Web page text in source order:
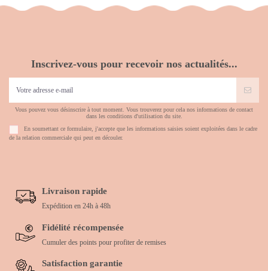
Inscrivez-vous pour recevoir nos actualités...
Vous pouvez vous désinscrire à tout moment. Vous trouverez pour cela nos informations de contact
dans les conditions d'utilisation du site.
En soumettant ce formulaire, j'accepte que les informations saisies soient exploitées dans le cadre
de la relation commerciale qui peut en découler.
Livraison rapide
Expédition en 24h à 48h
Fidélité récompensée
Cumuler des points pour profiter de remises
Satisfaction garantie